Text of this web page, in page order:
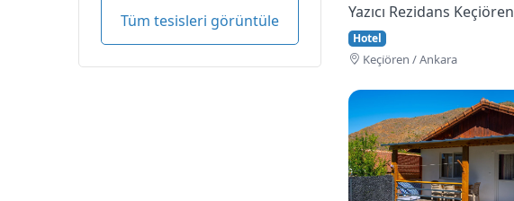
Tüm tesisleri görüntüle Yazıcı Rezidans Keçiören
Hotel
Keçi̇ören / Ankara